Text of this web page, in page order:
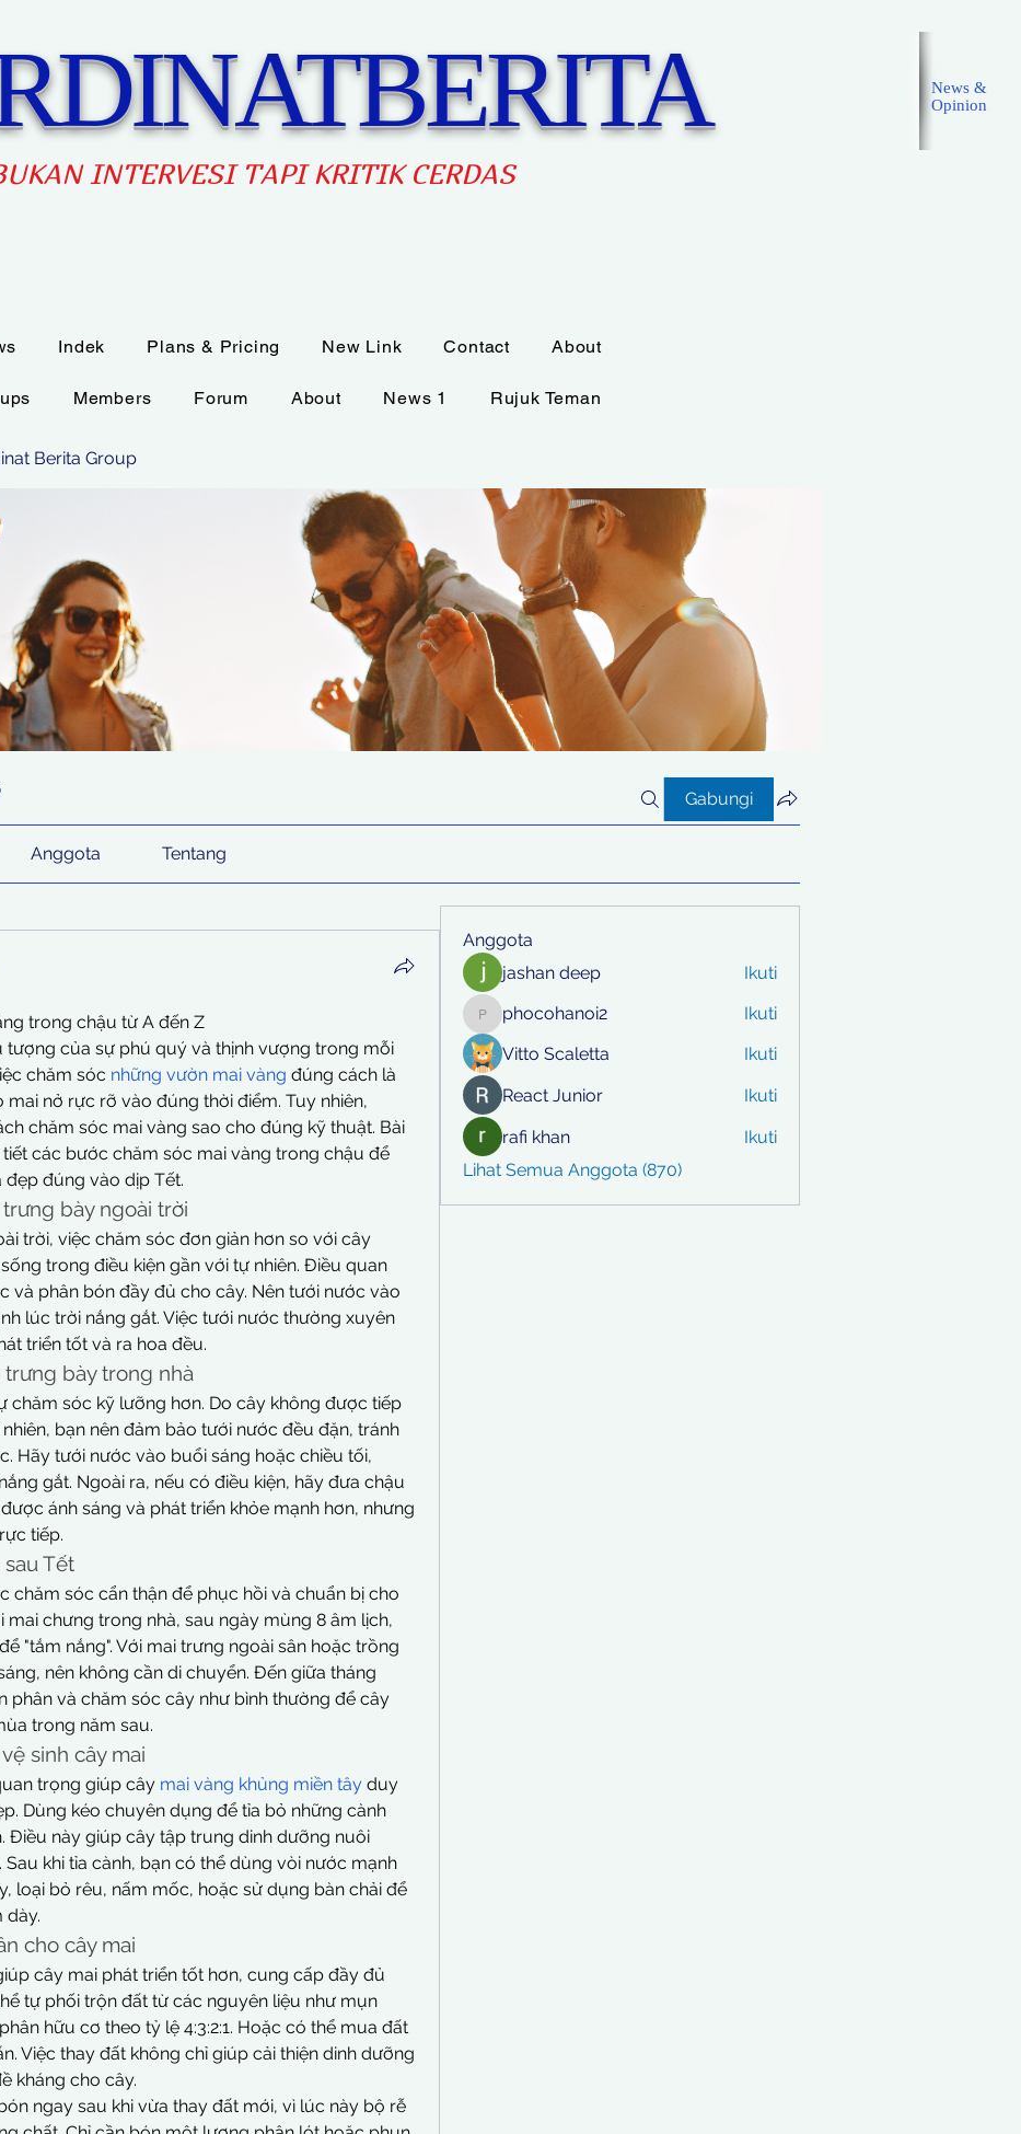
INTERVESI TAPI KRITIK CERDAS
News &
Opinion
Berita Group
Gabungi
Anggota Tentang
trong chậu từ A đến Z
tượng của sự phú quý và thịnh vượng trong mỗi
chăm sóc những vườn mai vàng đúng cách là
nở rực rỡ vào đúng thời điểm. Tuy nhiên,
chăm sóc mai vàng sao cho đúng kỹ thuật. Bài
các bước chăm sóc mai vàng trong chậu để
đúng vào dịp Tết.
trưng bày ngoài trời
trời, việc chăm sóc đơn giản hơn so với cây
trong điều kiện gần với tự nhiên. Điều quan
và phân bón đầy đủ cho cây. Nên tưới nước vào
lúc trời nắng gắt. Việc tưới nước thường xuyên
triển tốt và ra hoa đều.
trưng bày trong nhà
chăm sóc kỹ lưỡng hơn. Do cây không được tiếp
bạn nên đảm bảo tưới nước đều đặn, tránh
Hãy tưới nước vào buổi sáng hoặc chiều tối,
gắt. Ngoài ra, nếu có điều kiện, hãy đưa chậu
ánh sáng và phát triển khỏe mạnh hơn, nhưng
tiếp.
sau Tết
chăm sóc cẩn thận để phục hồi và chuẩn bị cho
mai chưng trong nhà, sau ngày mùng 8 âm lịch,
"tắm nắng". Với mai trưng ngoài sân hoặc trồng
nên không cần di chuyển. Đến giữa tháng
phân và chăm sóc cây như bình thường để cây
trong năm sau.
sinh cây mai
trọng giúp cây mai vàng khủng miền tây duy
Dùng kéo chuyên dụng để tỉa bỏ những cành
Điều này giúp cây tập trung dinh dưỡng nuôi
khi tỉa cành, bạn có thể dùng vòi nước mạnh
loại bỏ rêu, nấm mốc, hoặc sử dụng bàn chải để
dày.
cho cây mai
cây mai phát triển tốt hơn, cung cấp đầy đủ
tự phối trộn đất từ các nguyên liệu như mụn
hữu cơ theo tỷ lệ 4:3:2:1. Hoặc có thể mua đất
Việc thay đất không chỉ giúp cải thiện dinh dưỡng
kháng cho cây.
ngay sau khi vừa thay đất mới, vì lúc này bộ rễ
Anggota
jashan deep
Ikuti
phocohanoi2
phocohanoi2
Ikuti
Vitto Scaletta
Ikuti
React Junior
Ikuti
rafi khan
Ikuti
Lihat Semua Anggota (870)
Indek Plans & Pricing New Link Contact About
Members Forum About News 1 Rujuk Teman